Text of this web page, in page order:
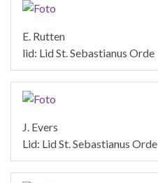
E. Rutten
lid: Lid St. Sebastianus Orde
J. Evers
Lid: Lid St. Sebastianus Orde